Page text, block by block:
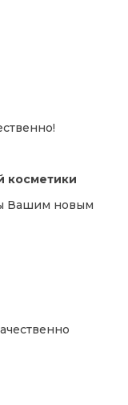
косметики
Вашим новым